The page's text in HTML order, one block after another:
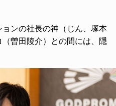
ンの社長の神（じん、塚本
曽田陵介）との間には、隠